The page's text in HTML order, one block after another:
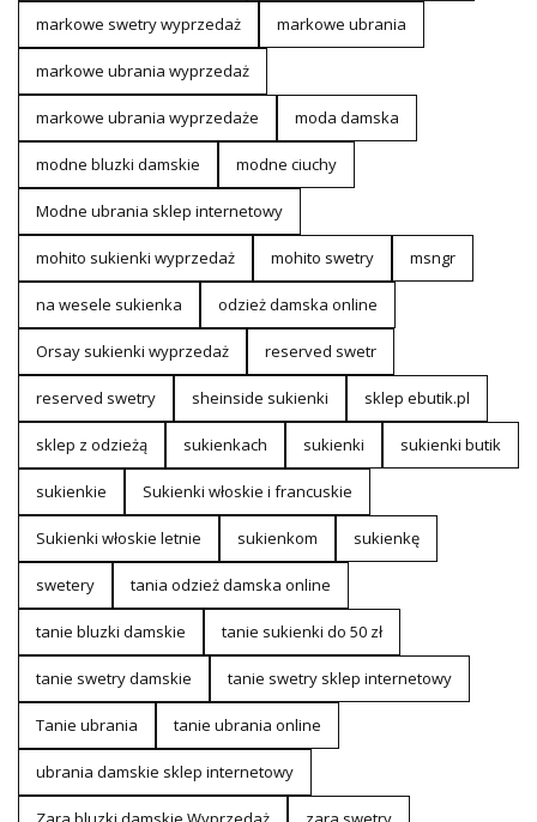
markowe swetry wyprzedaż markowe ubrania
markowe ubrania wyprzedaż
markowe ubrania wyprzedaże moda damska
modne bluzki damskie modne ciuchy
Modne ubrania sklep internetowy
mohito sukienki wyprzedaż mohito swetry msngr
na wesele sukienka odzież damska online
Orsay sukienki wyprzedaż reserved swetr
reserved swetry sheinside sukienki sklep ebutik.pl
sklep z odzieżą sukienkach sukienki sukienki butik
sukienkie Sukienki włoskie i francuskie
Sukienki włoskie letnie sukienkom sukienkę
swetery tania odzież damska online
tanie bluzki damskie tanie sukienki do 50 zł
tanie swetry damskie tanie swetry sklep internetowy
Tanie ubrania tanie ubrania online
ubrania damskie sklep internetowy